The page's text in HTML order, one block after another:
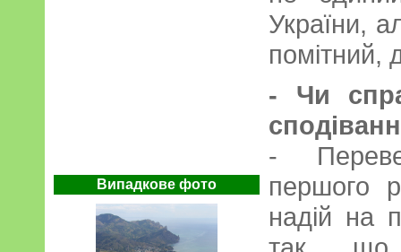
Випадкове фото
України,
помітний,
- Чи
-
першого
надій на